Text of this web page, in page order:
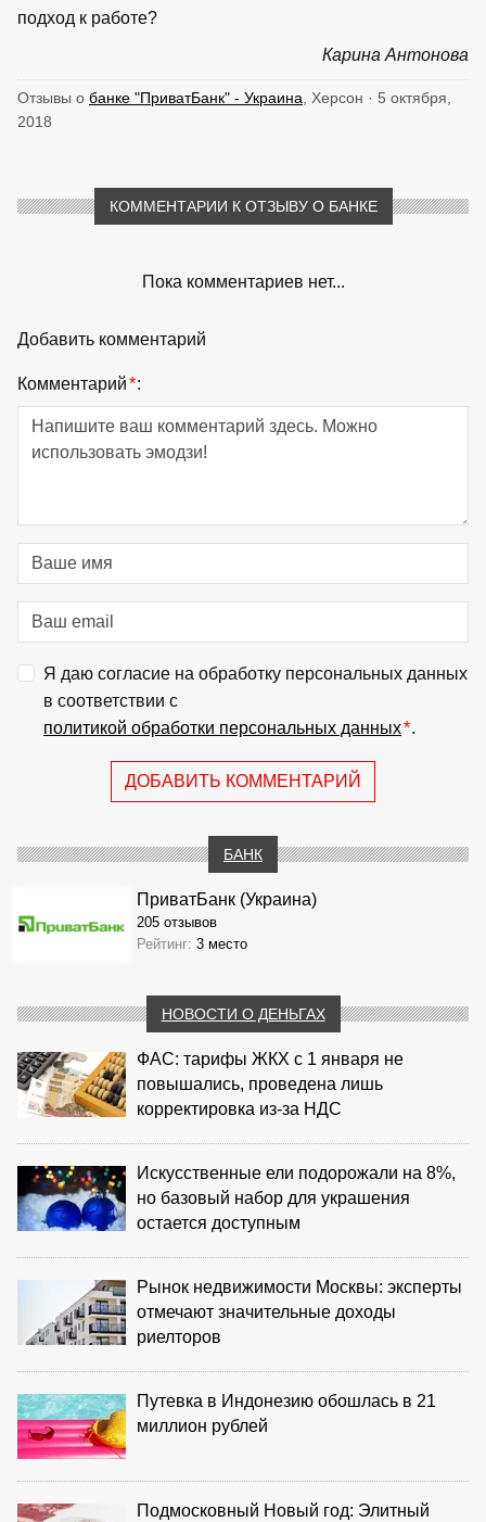
подход к работе?
Карина Антонова
Отзывы о банке "ПриватБанк" - Украина , Херсон · 5 октября,
2018
КОММЕНТАРИИ К ОТЗЫВУ О БАНКЕ
Пока комментариев нет...
Добавить комментарий
Комментарий*:
Я даю согласие на обработку персональных данных
в соответствии с
политикой обработки персональных данных*.
ДОБАВИТЬ КОММЕНТАРИЙ
БАНК
ПриватБанк (Украина)
205 отзывов
Рейтинг: 3 место
НОВОСТИ О ДЕНЬГАХ
ФАС: тарифы ЖКХ с 1 января не
повышались, проведена лишь
корректировка из‑за НДС
Искусственные ели подорожали на 8%,
но базовый набор для украшения
остается доступным
Рынок недвижимости Москвы: эксперты
отмечают значительные доходы
риелторов
Путевка в Индонезию обошлась в 21
миллион рублей
Подмосковный Новый год: Элитный